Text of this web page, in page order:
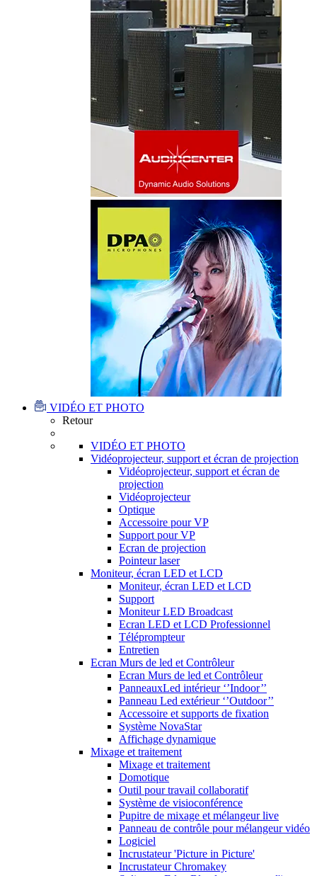
VIDÉO ET PHOTO
Retour
VIDÉO ET PHOTO
Vidéoprojecteur, support et écran de projection
Vidéoprojecteur, support et écran de
projection
Vidéoprojecteur
Optique
Accessoire pour VP
Support pour VP
Ecran de projection
Pointeur laser
Moniteur, écran LED et LCD
Moniteur, écran LED et LCD
Support
Moniteur LED Broadcast
Ecran LED et LCD Professionnel
Téléprompteur
Entretien
Ecran Murs de led et Contrôleur
Ecran Murs de led et Contrôleur
PanneauxLed intérieur ‘’Indoor’’
Panneau Led extérieur ‘’Outdoor’’
Accessoire et supports de fixation
Système NovaStar
Affichage dynamique
Mixage et traitement
Mixage et traitement
Domotique
Outil pour travail collaboratif
Système de visioconférence
Pupitre de mixage et mélangeur live
Panneau de contrôle pour mélangeur vidéo
Logiciel
Incrustateur 'Picture in Picture'
Incrustateur Chromakey